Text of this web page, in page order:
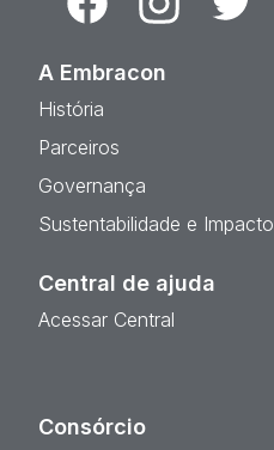
A Embracon
História
Parceiros
Governança
Sustentabilidade e Impacto
Central de ajuda
Acessar Central
Consórcio